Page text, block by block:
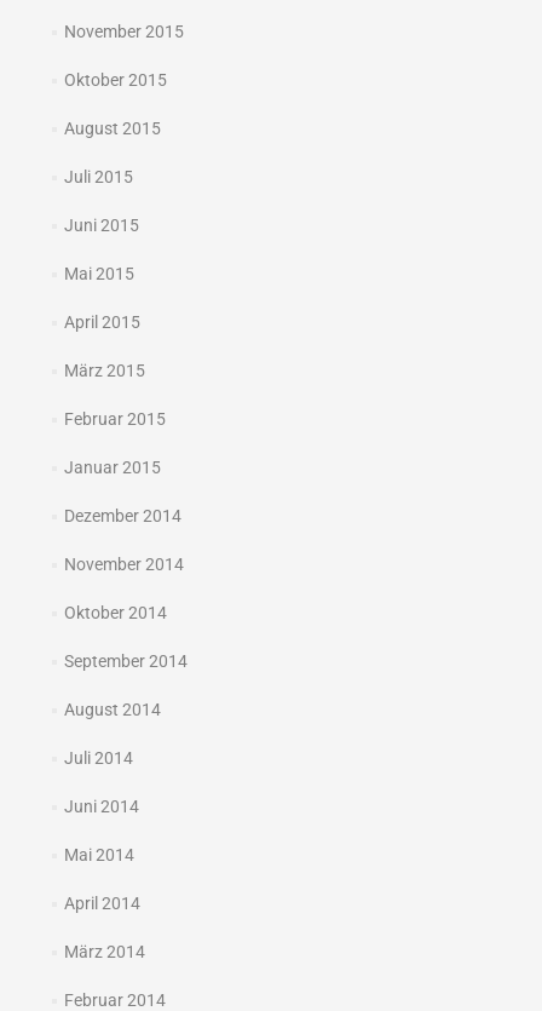
November 2015
Oktober 2015
August 2015
Juli 2015
Juni 2015
Mai 2015
April 2015
März 2015
Februar 2015
Januar 2015
Dezember 2014
November 2014
Oktober 2014
September 2014
August 2014
Juli 2014
Juni 2014
Mai 2014
April 2014
März 2014
Februar 2014